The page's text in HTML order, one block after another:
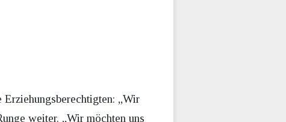
„Wir
weiter. „Wir möchten uns